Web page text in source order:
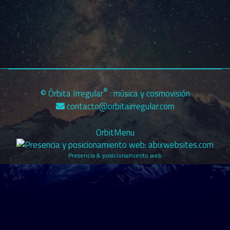
dominación planetaria. La verdad oficial manipula
nuestra percepción. La salud NO es negocio.
© Órbita Irregular® : música y cosmovisión
contacto@orbitairregular.com
OrbitMenu
Presencia & posicionamiento web